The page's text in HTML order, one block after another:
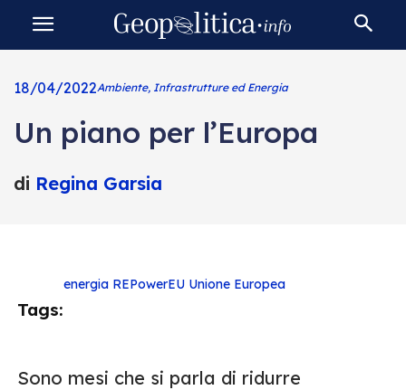
18/04/2022Ambiente, Infrastrutture ed Energia
Un piano per l’Europa
di Regina Garsia
Tags:
energia REPowerEU Unione Europea
Sono mesi che si parla di ridurre